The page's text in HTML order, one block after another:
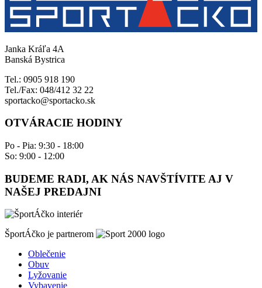
Janka Kráľa 4A
Banská Bystrica
Tel.: 0905 918 190
Tel./Fax: 048/412 32 22
sportacko@sportacko.sk
OTVÁRACIE HODINY
Po - Pia: 9:30 - 18:00
So: 9:00 - 12:00
BUDEME RADI, AK NÁS NAVŠTÍVITE AJ V
NAŠEJ PREDAJNI
ŠportÁčko je partnerom
Oblečenie
Obuv
Lyžovanie
Vybavenie